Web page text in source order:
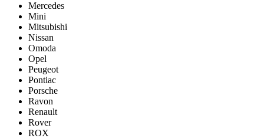
Mercedes
Mini
Mitsubishi
Nissan
Omoda
Opel
Peugeot
Pontiac
Porsсhe
Ravon
Renault
Rover
ROX